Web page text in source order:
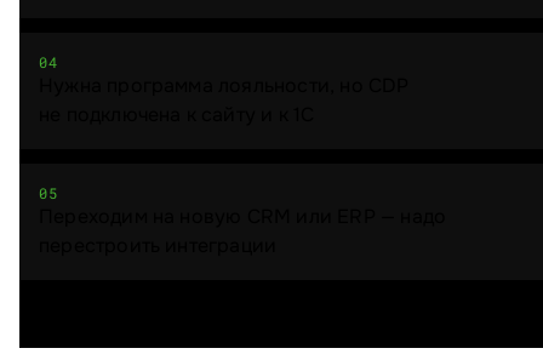
04
05